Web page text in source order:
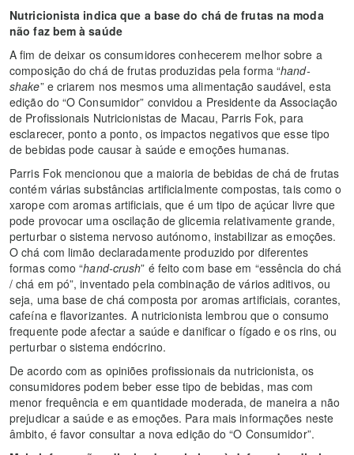
Nutricionista indica que a base do chá de frutas na moda
não faz bem à saúde
A fim de deixar os consumidores conhecerem melhor sobre a
composição do chá de frutas produzidas pela forma “hand-
shake” e criarem nos mesmos uma alimentação saudável, esta
edição do “O Consumidor” convidou a Presidente da Associação
de Profissionais Nutricionistas de Macau, Parris Fok, para
esclarecer, ponto a ponto, os impactos negativos que esse tipo
de bebidas pode causar à saúde e emoções humanas.
Parris Fok mencionou que a maioria de bebidas de chá de frutas
contém várias substâncias artificialmente compostas, tais como o
xarope com aromas artificiais, que é um tipo de açúcar livre que
pode provocar uma oscilação de glicemia relativamente grande,
perturbar o sistema nervoso autónomo, instabilizar as emoções.
O chá com limão declaradamente produzido por diferentes
formas como “hand-crush” é feito com base em “essência do chá
/ chá em pó”, inventado pela combinação de vários aditivos, ou
seja, uma base de chá composta por aromas artificiais, corantes,
cafeína e flavorizantes. A nutricionista lembrou que o consumo
frequente pode afectar a saúde e danificar o fígado e os rins, ou
perturbar o sistema endócrino.
De acordo com as opiniões profissionais da nutricionista, os
consumidores podem beber esse tipo de bebidas, mas com
menor frequência e em quantidade moderada, de maneira a não
prejudicar a saúde e as emoções. Para mais informações neste
âmbito, é favor consultar a nova edição do “O Consumidor”.